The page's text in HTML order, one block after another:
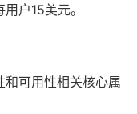
户15美元。
和可用性相关核心属